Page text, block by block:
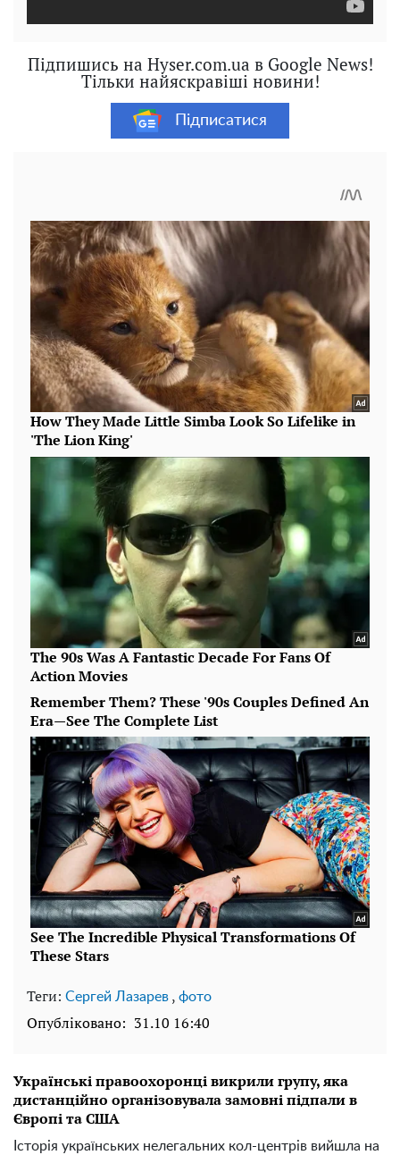
Підпишись на Hyser.com.ua в Google News!
Тільки найяскравіші новини!
Підписатися
Теги: Сергей Лазарев , фото
Опубліковано: 31.10 16:40
Українські правоохоронці викрили групу, яка
дистанційно організовувала замовні підпали в
Європі та США
Історія українських нелегальних кол-центрів вийшла на